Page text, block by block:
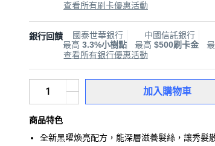
查看所有刷卡優惠活動
銀行回饋
國泰世華銀行
最高 3.3%小樹點
中國信託銀行
最高 $500刷卡金
查看所有銀行優惠活動
加入購物車
商品特色
全新黑曜煥亮配方，能深層滋養髮絲，讓秀髮